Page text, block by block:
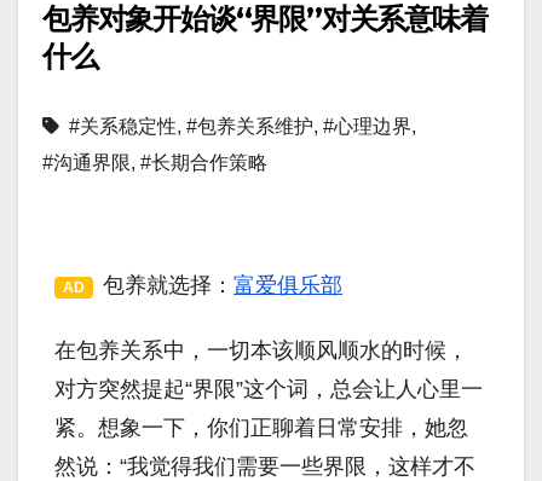
包养对象开始谈“界限”对关系意味着
什么
#关系稳定性, #包养关系维护, #心理边界,
#沟通界限, #长期合作策略
AD 包养就选择： 富爱俱乐部
在包养关系中，一切本该顺风顺水的时候，
对方突然提起“界限”这个词，总会让人心里一
紧。想象一下，你们正聊着日常安排，她忽
然说：“我觉得我们需要一些界限，这样才不